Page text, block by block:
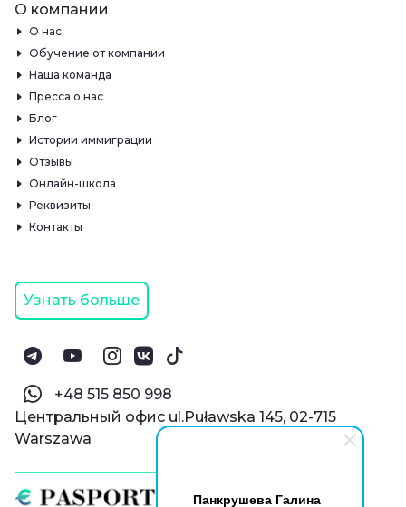
Панкрушева Галина
О компании
О нас
Обучение от компании
Наша команда
Пресса о нас
Блог
Истории иммиграции
Отзывы
Онлайн-школа
Реквизиты
Контакты
Узнать больше
‪+48 515 850 998‬
Центральный офис ul.Puławska 145, 02-715
Warszawa